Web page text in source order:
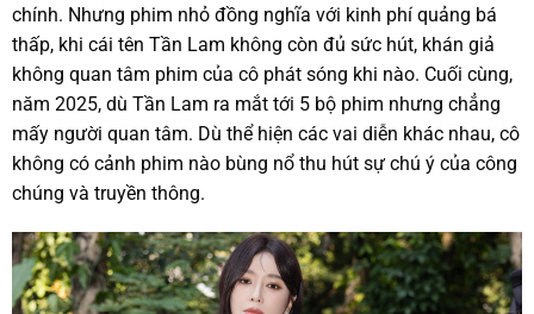
chính. Nhưng phim nhỏ đồng nghĩa với kinh phí quảng bá
thấp, khi cái tên Tần Lam không còn đủ sức hút, khán giả
không quan tâm phim của cô phát sóng khi nào. Cuối cùng,
năm 2025, dù Tần Lam ra mắt tới 5 bộ phim nhưng chẳng
mấy người quan tâm. Dù thể hiện các vai diễn khác nhau, cô
không có cảnh phim nào bùng nổ thu hút sự chú ý của công
chúng và truyền thông.